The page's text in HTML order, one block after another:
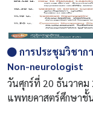
การประชุมวิชาก
Non-neurologist
วันศุกร์ที่ 20 ธันวาค
แพทยคาสตร์ศึกษาชั้